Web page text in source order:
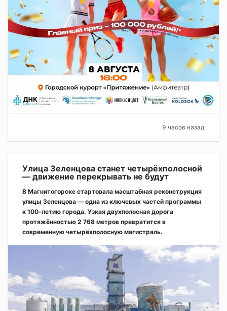
9 часов назад
Улица Зеленцова станет четырёхполосной
— движение перекрывать не будут
В Магнитогорске стартовала масштабная реконструкция
улицы Зеленцова — одна из ключевых частей программы
к 100-летию города. Узкая двухполосная дорога
протяжённостью 2 768 метров превратится в
современную четырёхполосную магистраль.